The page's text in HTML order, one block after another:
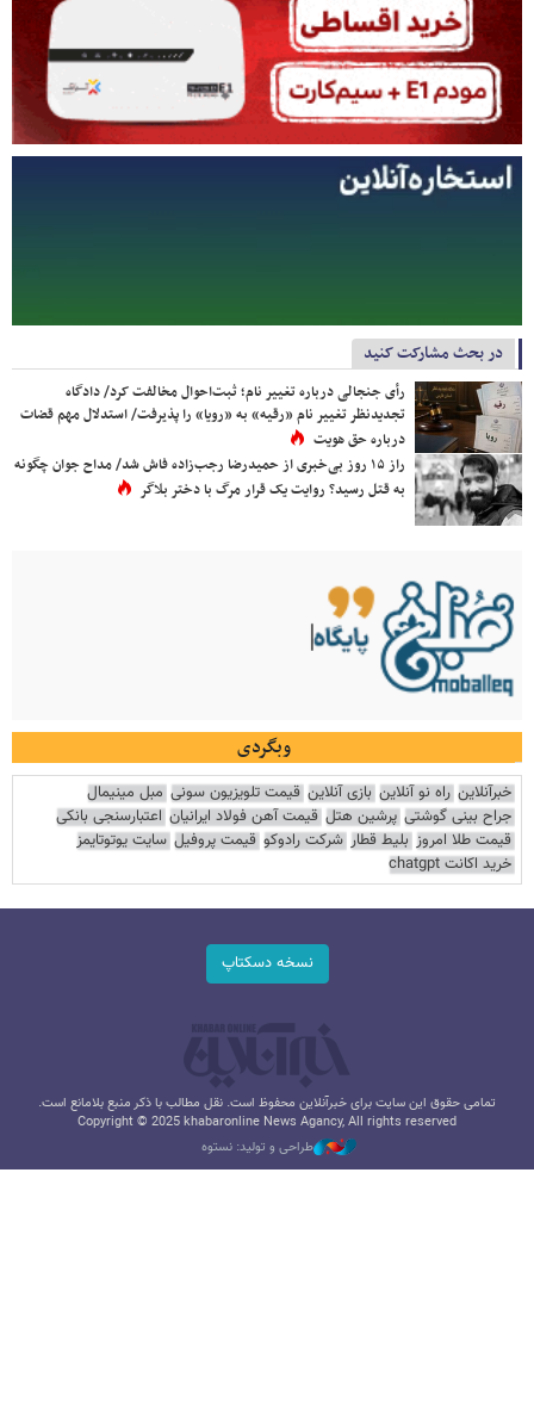
در بحث مشارکت کنید
رأی جنجالی درباره تغییر نام؛ ثبت‌احوال مخالفت کرد/ دادگاه
تجدیدنظر تغییر نام «رقیه» به «رویا» را پذیرفت/ استدلال مهم قضات
درباره حق هویت
راز ۱۵ روز بی‌خبری از حمیدرضا رجب‌زاده فاش شد/ مداح جوان چگونه
به قتل رسید؟ روایت یک قرار مرگ با دختر بلاگر
وبگردی
خبرآنلاین راه نو آنلاین بازی آنلاین قیمت تلویزیون سونی مبل مینیمال
جراح بینی گوشتی پرشین هتل قیمت آهن فولاد ایرانیان اعتبارسنجی بانکی
قیمت طلا امروز بلیط قطار شرکت رادوکو قیمت پروفیل سایت یوتوتایمز
خرید اکانت chatgpt
نسخه دسکتاپ
تمامی حقوق این سایت برای خبرآنلاین محفوظ است. نقل مطالب با ذکر منبع بلامانع است.
Copyright © 2025 khabaronline News Agancy, All rights reserved
طراحی و تولید: نستوه